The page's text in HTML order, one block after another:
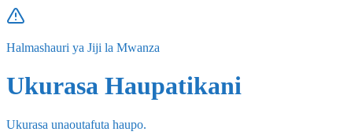
Halmashauri ya Jiji la Mwanza
Ukurasa Haupatikani
Ukurasa unaoutafuta haupo.